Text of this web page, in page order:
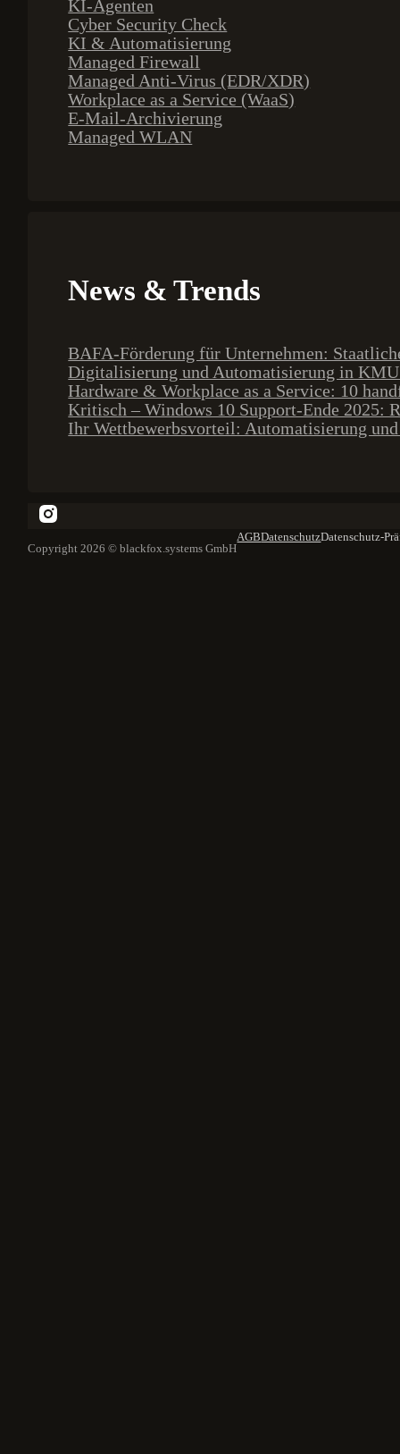
KI-Agenten
Cyber Security Check
KI & Automatisierung
Managed Firewall
Managed Anti-Virus (EDR/XDR)
Workplace as a Service (WaaS)
E-Mail-Archivierung
Managed WLAN
News & Trends
BAFA-Förderung für Unternehmen:
Digitalisierung und Automatisierung in
Hardware & Workplace as a Service: 10
Kritisch – Windows 10 Support-Ende 2025:
Ihr Wettbewerbsvorteil: Automatisierung
Copyright 2026 © blackfox.systems GmbH
AGBDatenschutzDatenschutz-